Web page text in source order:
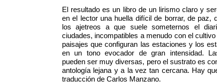
El resultado es un libro de un lirismo claro y
en el lector una huella difícil de borrar, de paz,
los ajetreos a que suele someternos el
ciudades, incompatibles a menudo con el
paisajes que configuran las estaciones y los
en un tono evocador de gran intensidad.
pueden ser muy diversas, pero el sustrato es
antología lejana y a la vez tan cercana. Hay
traducción de Carlos Manzano.